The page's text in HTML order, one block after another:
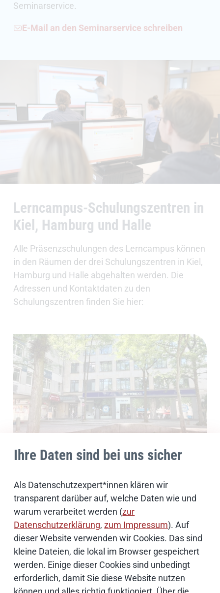
Ihre Daten sind bei uns sicher
Als Datenschutzexpert*innen klären wir
transparent darüber auf, welche Daten wie und
warum verarbeitet werden (zur
Datenschutzerklärung,zum Impressum). Auf
dieser Website verwenden wir Cookies. Das sind
kleine Dateien, die lokal im Browser gespeichert
werden. Einige dieser Cookies sind unbedingt
erforderlich, damit Sie diese Website nutzen
Seminarservice.
E-Mail an den Seminarservice schreiben
Lerncampus-Schulungszentren in
Kiel, Hamburg und Halle
Alle Präsenzschulungen des Lerncampus können
in den Räumen der drei Schulungszentren in Kiel,
Hamburg und Halle abgehalten werden. Die
Adressen und Kontaktdaten zu den
Schulungszentren finden Sie hier:
Schulungsort Kiel
Unsere drei IT-Schulungsräume in der Kieler
Innenstadt bieten genügend Raum für bis zu
zwölf Teilnehmer*innen pro Raum. Zusätzlich
gibt es einen Seminarraum und einen New
Learning Room.
Adresse
Holstenstraße 68